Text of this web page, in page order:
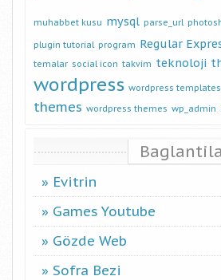
muhabbet kusu mysql parse_url
plugin tutorial program Regular
temalar social icon takvim teknoloji
wordpress wordpress templates
themes wordpress themes wp_admin
Evitrin
Games Youtube
Gözde Web
Sofra Bezi